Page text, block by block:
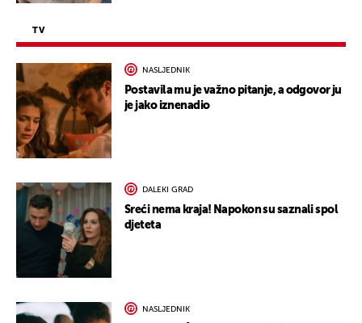
TV
NASLJEDNIK
Postavila mu je važno pitanje, a odgovor ju
je jako iznenadio
DALEKI GRAD
Sreći nema kraja! Napokon su saznali spol
djeteta
NASLJEDNIK